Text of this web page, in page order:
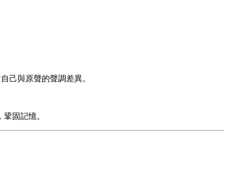
己與原聲的聲調差異。
固記憶。